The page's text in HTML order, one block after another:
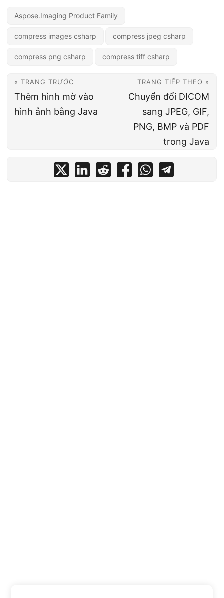
Aspose.Imaging Product Family
compress images csharp compress jpeg csharp
compress png csharp compress tiff csharp
« TRANG TRƯỚC
Thêm hình mờ vào
hình ảnh bằng Java
TRANG TIẾP THEO »
Chuyển đổi DICOM
sang JPEG, GIF,
PNG, BMP và PDF
trong Java